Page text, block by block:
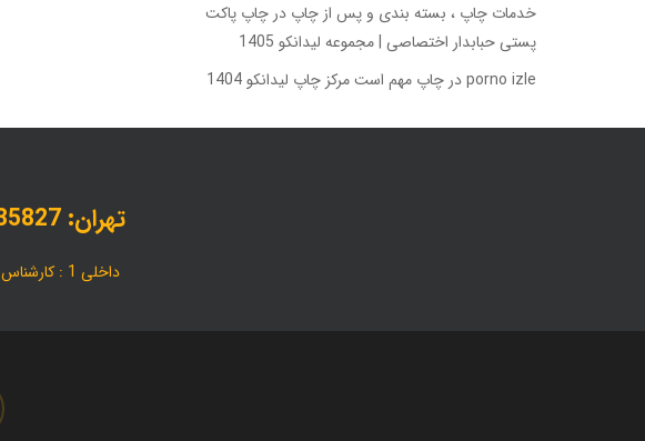
خدمات چاپ ، بسته بندی و پس از چاپ درچاپ پاکت
پستی حبابدار اختصاصی | مجموعه لیدانکو 1405
porno izleدرچاپ مهم است مرکز چاپ لیدانکو 1404
تهران:
داخلی 1 : کارشناس پذیرش و استعلام | داخلی 2 : پیگیری سفارشات